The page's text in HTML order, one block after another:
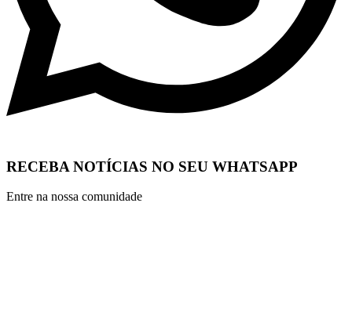
RECEBA NOTÍCIAS NO SEU WHATSAPP
Entre na nossa comunidade